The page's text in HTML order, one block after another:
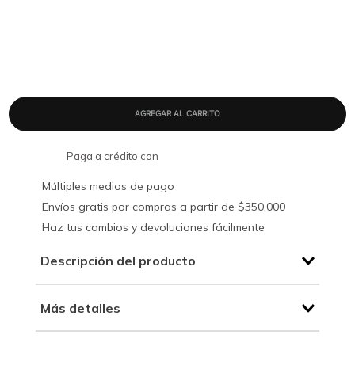
Paga a crédito con
Múltiples medios de pago
Envíos gratis por compras a partir de $350.000
Haz tus cambios y devoluciones fácilmente
Descripción del producto
Más detalles